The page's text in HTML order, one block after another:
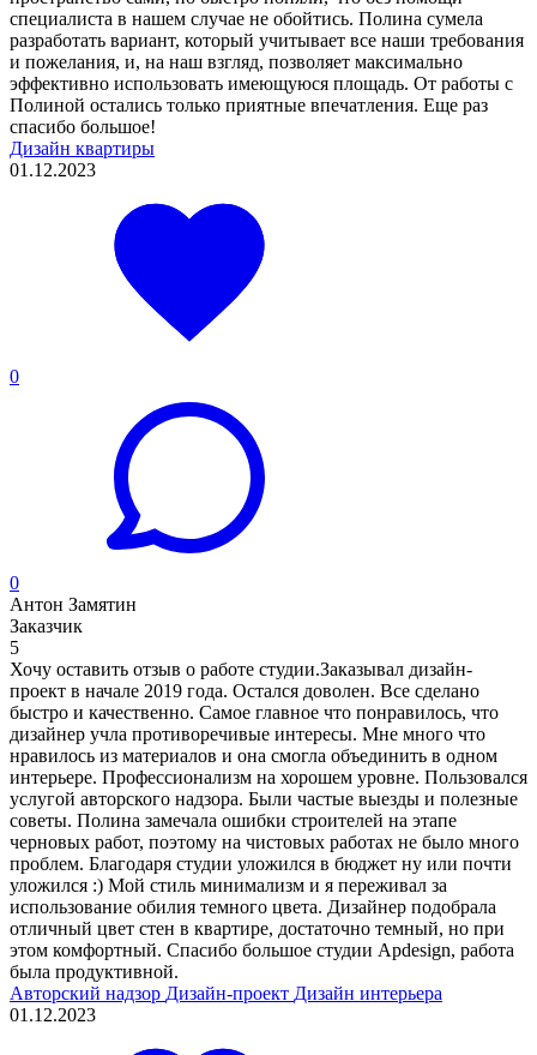
специалиста в нашем случае не обойтись. Полина сумела
разработать вариант, который учитывает все наши требования
и пожелания, и, на наш взгляд, позволяет максимально
эффективно использовать имеющуюся площадь. От работы с
Полиной остались только приятные впечатления. Еще раз
спасибо большое!
Дизайн квартиры
01.12.2023
0
0
Антон Замятин
Заказчик
5
Хочу оставить отзыв о работе студии.Заказывал дизайн-
проект в начале 2019 года. Остался доволен. Все сделано
быстро и качественно. Самое главное что понравилось, что
дизайнер учла противоречивые интересы. Мне много что
нравилось из материалов и она смогла объединить в одном
интерьере. Профессионализм на хорошем уровне. Пользовался
услугой авторского надзора. Были частые выезды и полезные
советы. Полина замечала ошибки строителей на этапе
черновых работ, поэтому на чистовых работах не было много
проблем. Благодаря студии уложился в бюджет ну или почти
уложился :) Мой стиль минимализм и я переживал за
использование обилия темного цвета. Дизайнер подобрала
отличный цвет стен в квартире, достаточно темный, но при
этом комфортный. Спасибо большое студии Apdesign, работа
была продуктивной.
Авторский надзор Дизайн-проект Дизайн интерьера
01.12.2023